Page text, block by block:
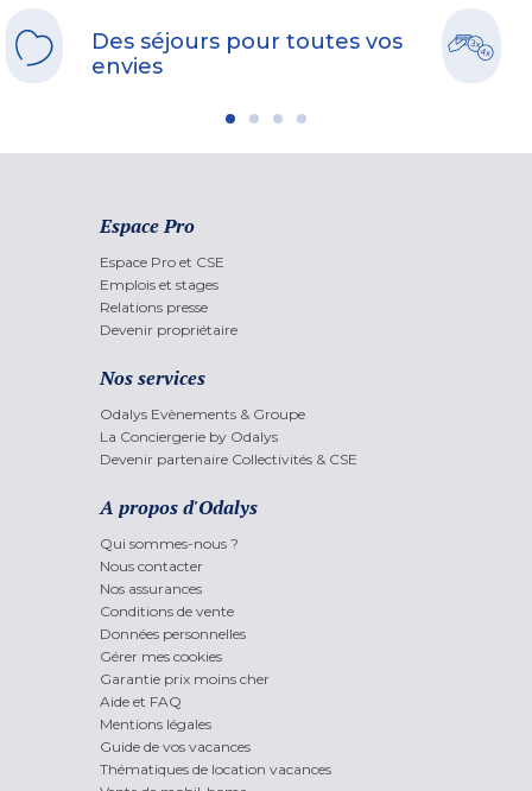
Des séjours pour toutes vos
envies
Espace Pro
Espace Pro et CSE
Emplois et stages
Relations presse
Devenir propriétaire
Nos services
Odalys Evènements & Groupe
La Conciergerie by Odalys
Devenir partenaire Collectivités & CSE
A propos d'Odalys
Qui sommes-nous ?
Nous contacter
Nos assurances
Conditions de vente
Données personnelles
Gérer mes cookies
Garantie prix moins cher
Aide et FAQ
Mentions légales
Guide de vos vacances
Thématiques de location vacances